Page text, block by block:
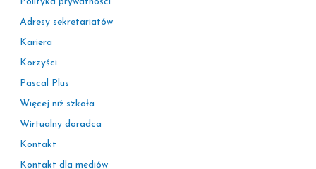
Adresy sekretariatów
Kariera
Korzyści
Pascal Plus
Więcej niż szkoła
Wirtualny doradca
Kontakt
Kontakt dla mediów